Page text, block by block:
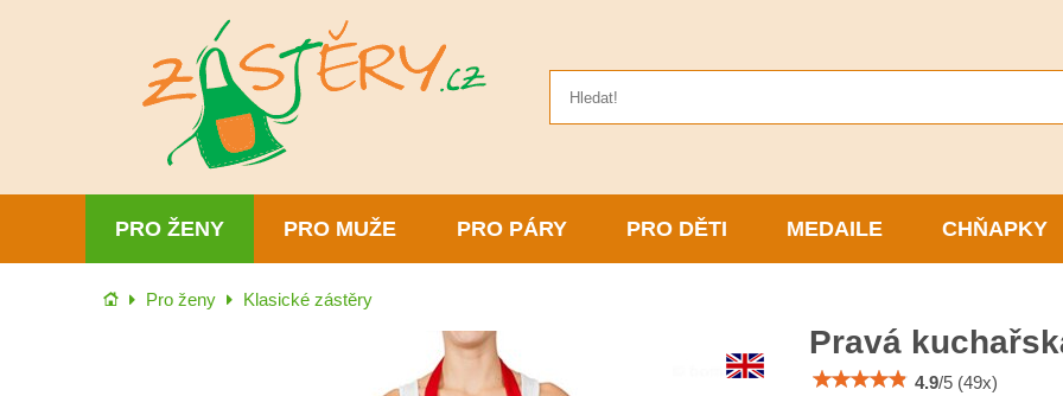
PRO ŽENY PRO MUŽE PRO PÁRY PRO DĚTI MEDAILE CHŇAPKY
Úvod Pro ženy Klasické zástěry
Pravá
4.9/5 (49x)